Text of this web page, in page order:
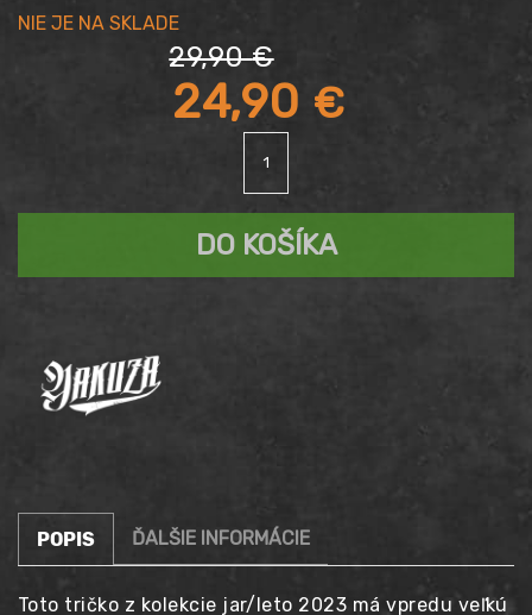
29,90€
Pôvodná
cena
bola:
24,90 €
Aktuálna
cena
Tričko
PREMIUM
DO KOŠÍKA
POPIS ĎALŠIE INFORMÁCIE
Toto tričko z kolekcie jar/leto 2023 má vpredu veľkú